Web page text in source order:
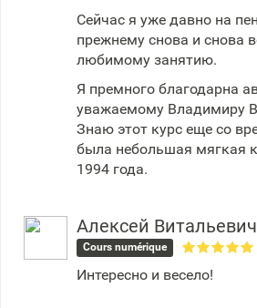
Сейчас я уже давно на
прежнему снова и снова
любимому занятию.
Я премного благодарна
уважаемому Владимиру
Знаю этот курс еще со
была небольшая мягкая
1994 года.
Алексей Витальевич
Cours numérique
Интересно и весело!